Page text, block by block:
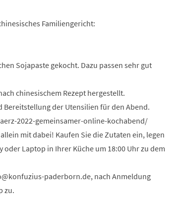
Familiengericht:
Sojapaste gekocht. Dazu passen sehr gut
chinesischem Rezept hergestellt.
Bereitstellung der Utensilien für den Abend.
2022-gemeinsamer-online-kochabend/
mit dabei! Kaufen Sie die Zutaten ein, legen
Laptop in Ihrer Küche um 18:00 Uhr zu dem
konfuzius-paderborn de, nach Anmeldung
zu.